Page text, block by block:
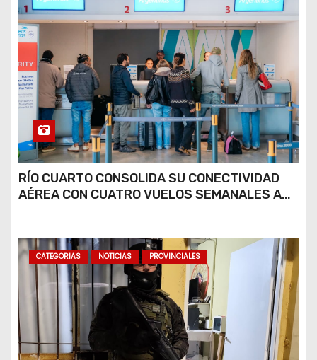
RÍO CUARTO CONSOLIDA SU CONECTIVIDAD
AÉREA CON CUATRO VUELOS SEMANALES A
CATEGORIAS NOTICIAS PROVINCIALES